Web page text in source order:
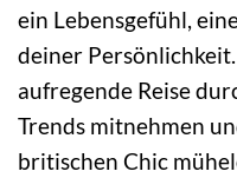
ein Lebensgefühl,
deiner
aufregende Reise
Trends mitnehmen
britischen Chic